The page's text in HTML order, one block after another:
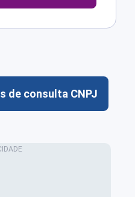
de consulta CNPJ